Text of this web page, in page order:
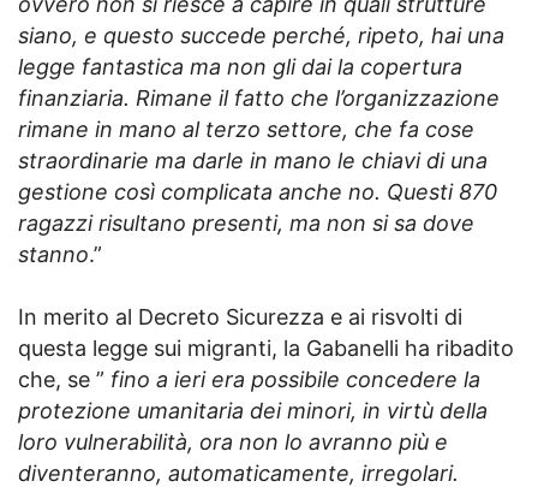
siano, e questo succede perché, ripeto, hai una
legge fantastica ma non gli dai la copertura
finanziaria. Rimane il fatto che l’organizzazione
rimane in mano al terzo settore, che fa cose
straordinarie ma darle in mano le chiavi di una
gestione così complicata anche no. Questi 870
ragazzi risultano presenti, ma non si sa dove
stanno.”
In merito al Decreto Sicurezza e ai risvolti di
questa legge sui migranti, la Gabanelli ha ribadito
che, se ” fino a ieri era possibile concedere la
protezione umanitaria dei minori, in virtù della
loro vulnerabilità, ora non lo avranno più e
diventeranno, automaticamente, irregolari.